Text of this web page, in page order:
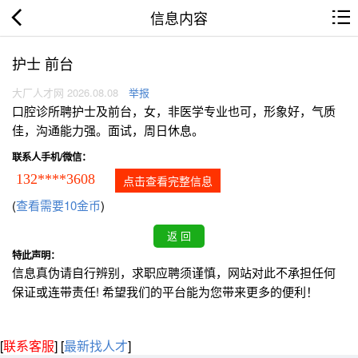
信息内容
护士 前台
大厂人才网 2026.08.08 举报
口腔诊所聘护士及前台，女，非医学专业也可，形象好，气质
佳，沟通能力强。面试，周日休息。
联系人手机/微信：
132****3608 点击查看完整信息
(查看需要10金币)
特此声明：
信息真伪请自行辨别，求职应聘须谨慎，网站对此不承担任何
保证或连带责任! 希望我们的平台能为您带来更多的便利！
[联系客服] [最新找人才]